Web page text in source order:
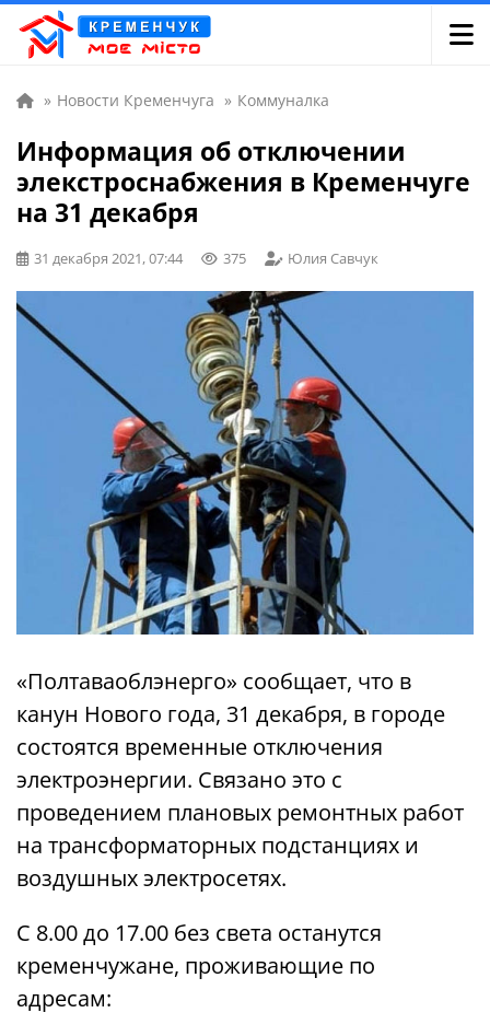
» Новости Кременчуга » Коммуналка
Информация об отключении
элекстроснабжения в Кременчуге
на 31 декабря
31 декабря 2021, 07:44 375 Юлия Савчук
«Полтаваоблэнерго» сообщает, что в
канун Нового года, 31 декабря, в городе
состоятся временные отключения
электроэнергии. Связано это с
проведением плановых ремонтных работ
на трансформаторных подстанциях и
воздушных электросетях.
С 8.00 до 17.00 без света останутся
кременчужане, проживающие по
адресам: